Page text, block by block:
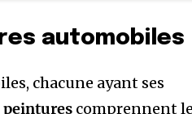
automobiles
chacune ayant ses
peintures comprennent